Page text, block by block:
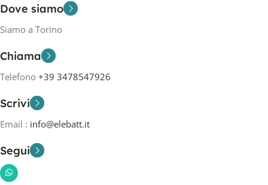
Dove siamo
Siamo a Torino
Chiama
Telefono +39 3478547926
Scrivi
Email : info@elebatt.it
Segui